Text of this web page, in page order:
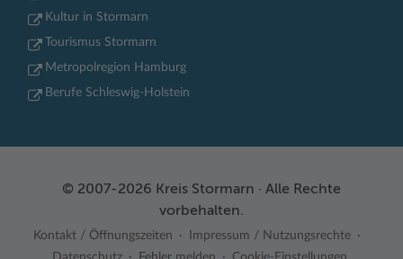
Kultur in Stormarn
Tourismus Stormarn
Metropolregion Hamburg
Berufe Schleswig-Holstein
© 2007-2026 Kreis Stormarn · Alle Rechte
vorbehalten.
Kontakt / Öffnungszeiten
Impressum / Nutzungsrechte